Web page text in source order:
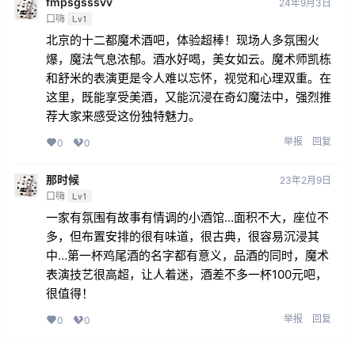
口嗨 Lv1
24年9月3日
北京的十二都魔术酒吧，体验超棒！现场人多氛围火
爆，魔法气息浓郁。酒水好喝，美女如云。魔术师凯栋
和舒米的表演更是令人难以忘怀，视觉和心理双重。在
这里，既能享受美酒，又能沉浸在奇幻魔法中，强烈推
荐大家来感受这份独特魅力。
0 0 举报 回复
那时候
口嗨 Lv1
23年2月9日
一家有氛围有故事有情调的小酒馆…面积不大，座位不
多，但布置安排的很有味道，很古典，很容易沉浸其
中…第一杯鸡尾酒的名字都有意义，品酒的同时，魔术
表演技艺很高超，让人着迷，酒差不多一杯100元吧，
很值得！
0 0 举报 回复